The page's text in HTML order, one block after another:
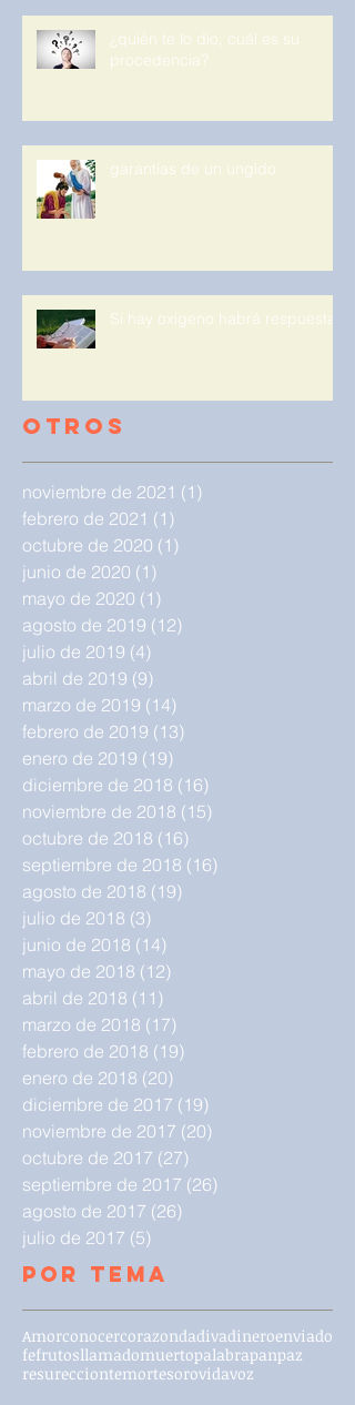
¿quién te lo dio, cuál es su
procedencia?
garantías de un ungido
Si hay oxigeno habrá respuesta.
Otros
noviembre de 2021 (1)
febrero de 2021 (1)
octubre de 2020 (1)
junio de 2020 (1)
mayo de 2020 (1)
agosto de 2019 (12)
julio de 2019 (4)
abril de 2019 (9)
marzo de 2019 (14)
febrero de 2019 (13)
enero de 2019 (19)
diciembre de 2018 (16)
noviembre de 2018 (15)
octubre de 2018 (16)
septiembre de 2018 (16)
agosto de 2018 (19)
julio de 2018 (3)
junio de 2018 (14)
mayo de 2018 (12)
abril de 2018 (11)
marzo de 2018 (17)
febrero de 2018 (19)
enero de 2018 (20)
diciembre de 2017 (19)
noviembre de 2017 (20)
octubre de 2017 (27)
septiembre de 2017 (26)
agosto de 2017 (26)
julio de 2017 (5)
Por Tema
Amorconocercorazondadivadineroenviado
fefrutosllamadomuertopalabrapanpaz
resurecciontemortesorovidavoz